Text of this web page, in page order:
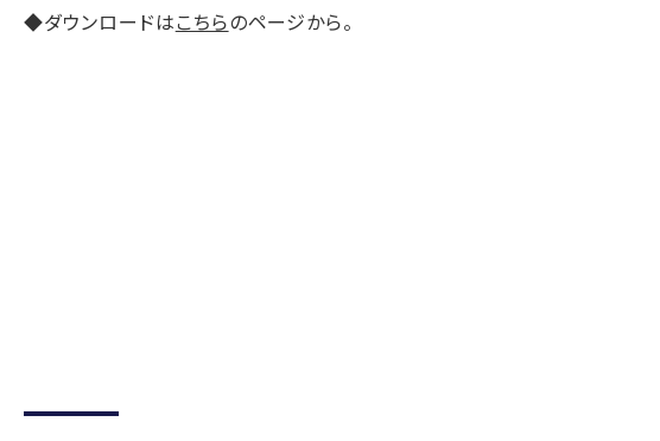
◆ダウンロードはこちらのページから。